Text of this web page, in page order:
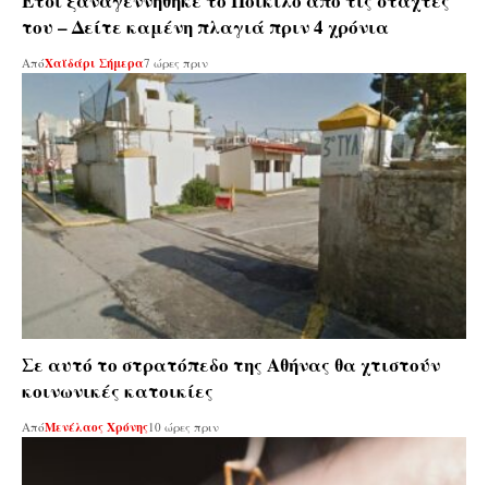
του – Δείτε καμένη πλαγιά πριν 4 χρόνια
ΑπόΧαϊδάρι Σήμερα7 ώρες πριν
Σε αυτό το στρατόπεδο της Αθήνας θα χτιστούν
κοινωνικές κατοικίες
ΑπόΜενέλαος Χρόνης10 ώρες πριν